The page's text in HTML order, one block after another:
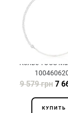
Колье TOUS
9 579 грн7
КУПИТЬ